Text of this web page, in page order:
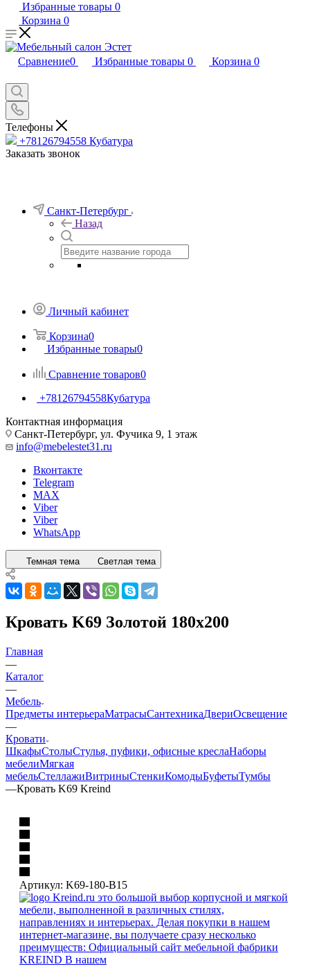
Избранные товары 0
Корзина 0
Сравнение0 Избранные товары 0 Корзина 0
Телефоны
+78126794558 Кубатура
Заказать звонок
Санкт-Петербург
Назад
Личный кабинет
Корзина0
Избранные товары0
Сравнение товаров0
+78126794558Кубатура
Контактная информация
Санкт-Петербург, ул. Фучика 9, 1 этаж
info@mebelestet31.ru
Вконтакте
Telegram
MAX
Viber
Viber
WhatsApp
Темная тема Светлая тема
Кровать K69 Золотой 180x200
Главная
—
Каталог
—
Мебель
Предметы интерьераМатрасыСантехникаДвериОсвещение
—
Кровати
ШкафыСтолыСтулья, пуфики, офисные креслаНаборы
мебелиМягкая
мебельСтеллажиВитриныСтенкиКомодыБуфетыТумбы
—Кровать K69 Kreind
Артикул: K69-180-B15